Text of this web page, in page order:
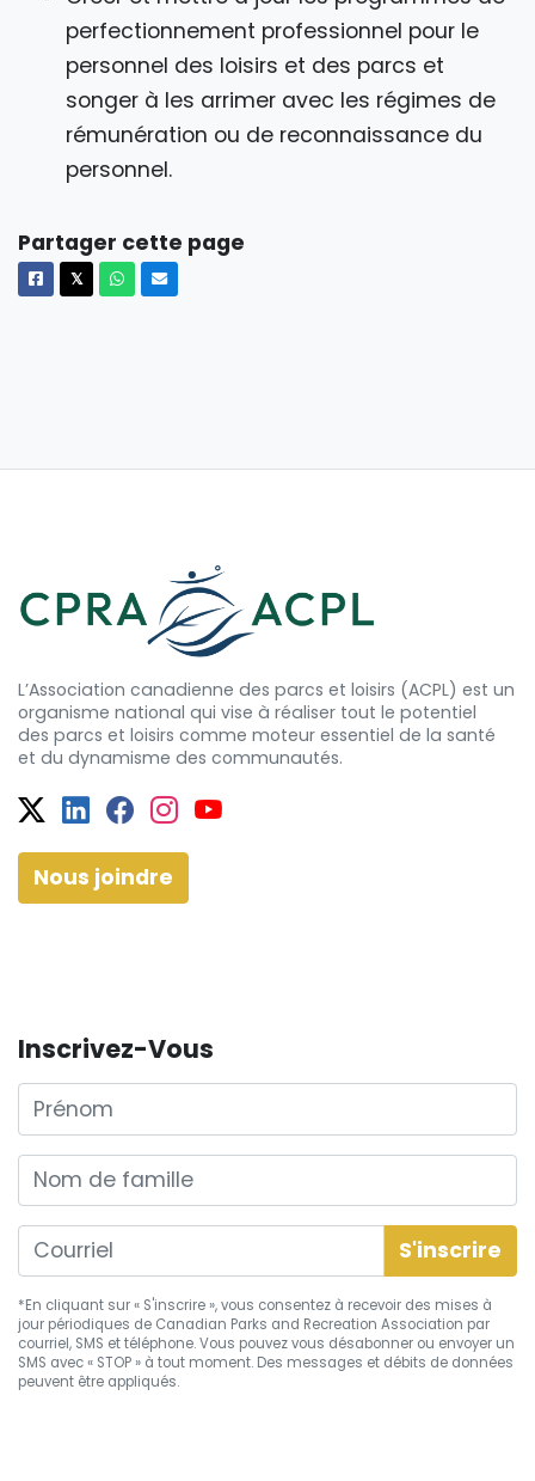
perfectionnement professionnel pour le
personnel des loisirs et des parcs et
songer à les arrimer avec les régimes de
rémunération ou de reconnaissance du
personnel.
Partager cette page
Facebook
𝕏X Whatsapp
Courriel
L’Association canadienne des parcs et loisirs (ACPL) est un
organisme national qui vise à réaliser tout le potentiel
des parcs et loisirs comme moteur essentiel de la santé
et du dynamisme des communautés.
Twitter
Facebook
Facebook
Instagram
YouTube
Nous joindre
Inscrivez-Vous
Prénom
Nom de famille
*En cliquant sur « S'inscrire », vous consentez à recevoir des mises à
jour périodiques de Canadian Parks and Recreation Association par
courriel, SMS et téléphone. Vous pouvez vous désabonner ou envoyer un
SMS avec « STOP » à tout moment. Des messages et débits de données
peuvent être appliqués.